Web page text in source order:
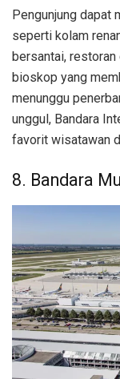
Pengunjung
seperti kolam
bersantai,
bioskop yang
menunggu
unggul, Bandara
favorit wisatawan
8. Bandara